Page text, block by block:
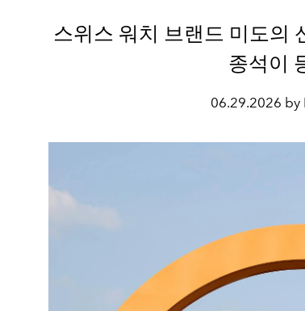
스위스 워치 브랜드 미도의
종석이
06.29.2026 by